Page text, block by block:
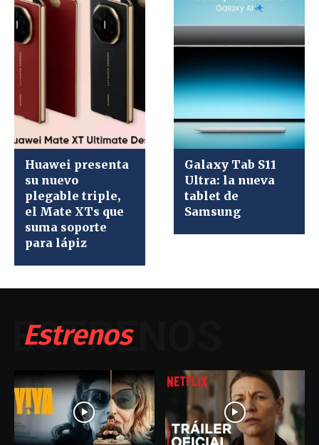
Huawei presenta
su nuevo
plegable triple,
el Mate XTs que
suma soporte
para lápiz
Galaxy Tab S11
Ultra: la nueva
tablet de
Samsung
Estrenos
ESTRENOS